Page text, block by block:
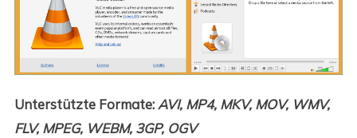
Unterstützte Formate:AVI, MP4, MKV, MOV, WMV,
FLV, MPEG, WEBM, 3GP, OGV